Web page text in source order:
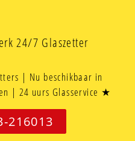
24/7 Glaszetter
| Nu beschikbaar in
| 24 uurs Glasservice ★
216013